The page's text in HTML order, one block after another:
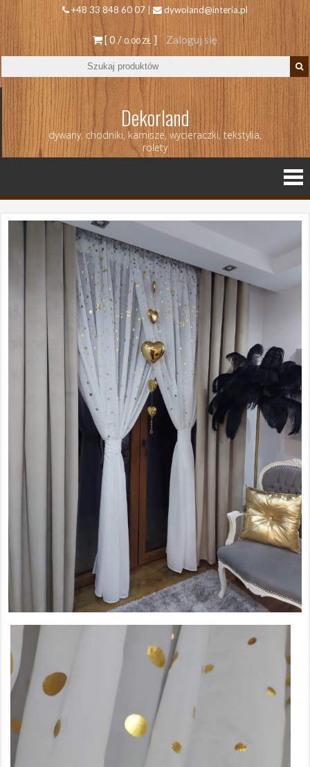
+48 33 848 60 07 | dywoland@interia.pl
[ 0 /0.00 ZŁ ] Zaloguj się
Dekorland
dywany, chodniki, karnisze, wycieraczki, tekstylia,
rolety